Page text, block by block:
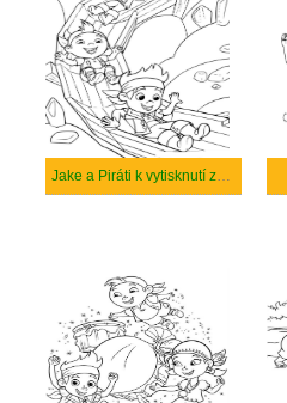
Jake a Piráti k vytisknutí zdarma